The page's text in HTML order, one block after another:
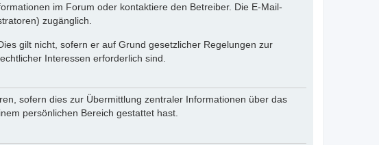
im Forum oder kontaktiere den Betreiber. Die E-Mail-
zugänglich.
gilt nicht, sofern er auf Grund gesetzlicher Regelungen zur
Interessen erforderlich sind.
sofern dies zur Übermittlung zentraler Informationen über das
persönlichen Bereich gestattet hast.